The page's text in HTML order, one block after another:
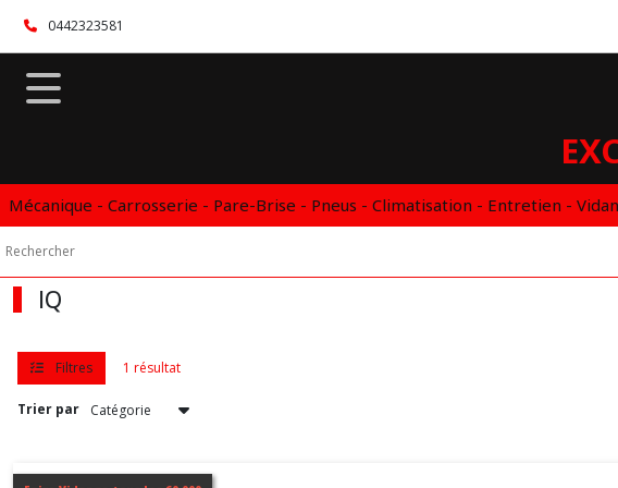
0442323581
Mécanique - Carrosserie - Pare-Brise - Pneus - Climatisation - Entretien -
IQ
Filtres 1 résultat
Trier par
Fermer
FILTRES
Vidange
Boite
automatique
DSG
DCT
CVT
CRUISER